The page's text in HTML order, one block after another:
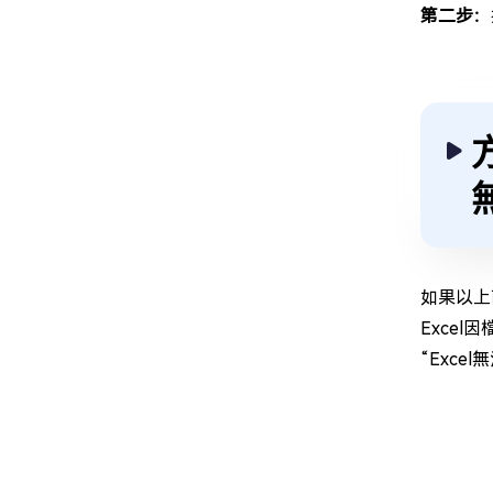
第二步：
如果以
Excel因
“Excel